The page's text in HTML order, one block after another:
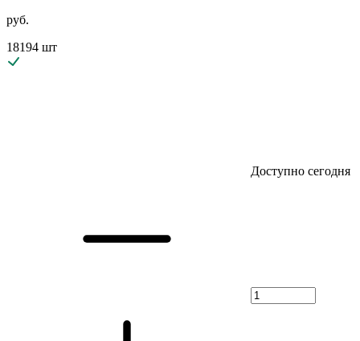
руб.
18194 шт
Доступно сегодня